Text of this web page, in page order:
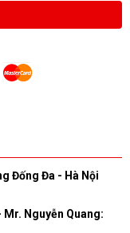
Đống Đa - Hà Nội
Mr. Nguyễn Quang: